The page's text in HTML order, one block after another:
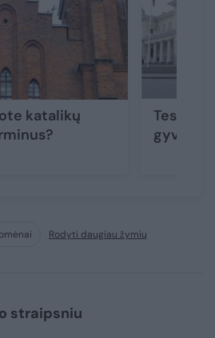
katalikų
Testas.
gyvena?
Rodyti daugiau žymių
straipsniu